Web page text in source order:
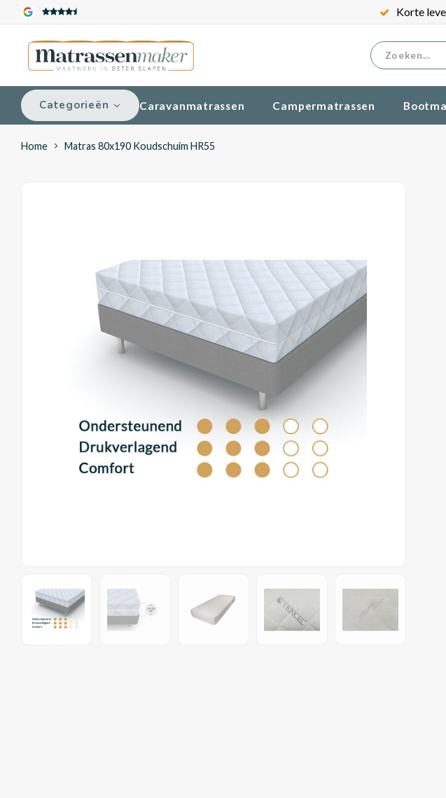
Korte
Categorieën Caravanmatrassen Campermatrassen
Home Matras 80x190 Koudschuim HR55